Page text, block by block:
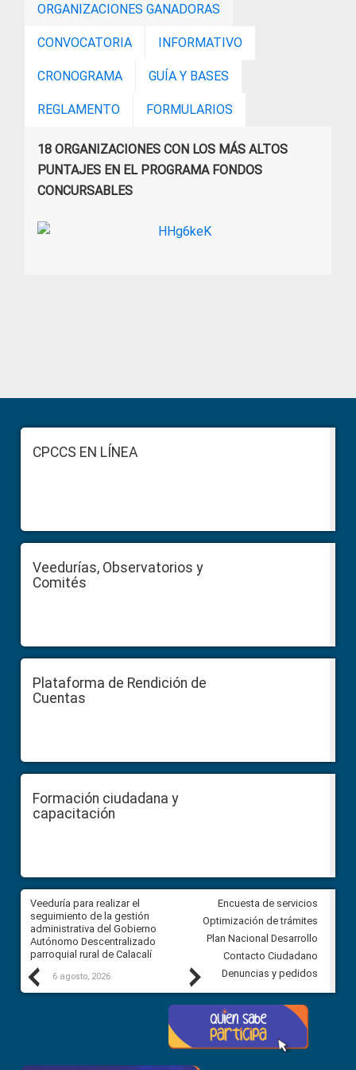
ORGANIZACIONES GANADORAS
CONVOCATORIA INFORMATIVO
CRONOGRAMA GUÍA Y BASES
REGLAMENTO FORMULARIOS
18 ORGANIZACIONES CON LOS MÁS ALTOS
PUNTAJES EN EL PROGRAMA FONDOS
CONCURSABLES
Sidebar
FooterCPCCS EN LÍNEA
Veedurías, Observatorios y
Comités
Plataforma de Rendición de
Cuentas
Formación ciudadana y
capacitación
Previous
Veeduría para realizar el
seguimiento de la gestión
administrativa del Gobierno
Autónomo Descentralizado
parroquial rural de Calacalí
6 agosto, 2026
Veeduría para vigilar los
derivados de la Audiencia
comunidad Urbina, parroquia
Carolina
5 agosto, 2026
Next
Encuesta de servicios
Optimización de trámites
Plan Nacional Desarrollo
Contacto Ciudadano
Denuncias y pedidos